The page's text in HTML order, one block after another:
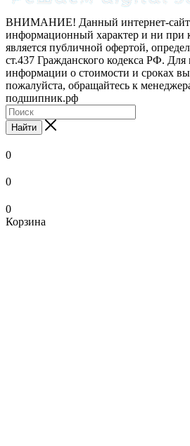
ВНИМАНИЕ! Данный интернет-сайт
информационный характер и ни при
является публичной офертой,
ст.437 Гражданского кодекса РФ.
информации о стоимости и сроках
пожалуйста, обращайтесь к
подшипник.рф
Найти
0
0
0
Корзина